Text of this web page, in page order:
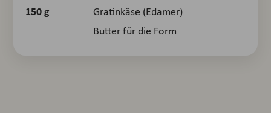
150g
Gratinkäse (Edamer)
Butter für die Form